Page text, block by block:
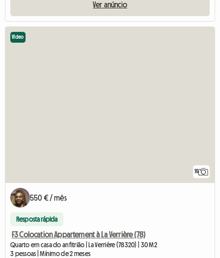
Ver anúncio
15
Vídeo
550 € / mês
Resposta rápida
F3 Colocation Appartement à La Verrière (78)
Quarto em casa do anfitrião | La Verrière (78320) | 30 M2
3 pessoas | Mínimo de 2 meses